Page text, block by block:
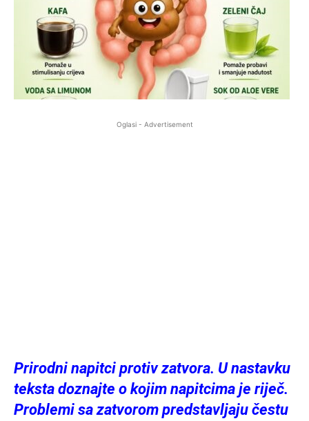
Oglasi - Advertisement
Prirodni napitci protiv zatvora. U nastavku
teksta doznajte o kojim napitcima je riječ.
Problemi sa zatvorom predstavljaju čestu